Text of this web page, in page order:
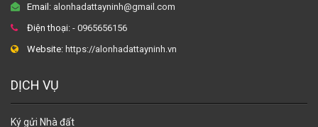
Email: alonhadattayninh@gmail.com
Điện thoại: - 0965656156
Website: https://alonhadattayninh.vn
DỊCH VỤ
Ký gửi Nhà đất